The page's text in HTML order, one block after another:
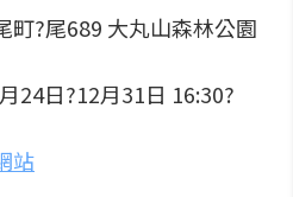
町?尾689 大丸山森林公園
24日?12月31日 16:30?
站